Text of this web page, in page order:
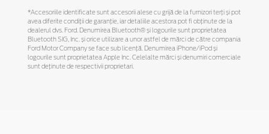
*Accesoriile identificate sunt accesorii alese cu grijă de la furnizori terți și pot
avea diferite condiții de garanție, iar detaliile acestora pot fi obținute de la
dealerul dvs. Ford. Denumirea Bluetooth® și logourile sunt proprietatea
Bluetooth SIG, Inc. și orice utilizare a unor astfel de mărci de către compania
Ford Motor Company se face sub licență. Denumirea iPhone/iPod și
logourile sunt proprietatea Apple Inc. Celelalte mărci și denumiri comerciale
sunt deținute de respectivii proprietari.